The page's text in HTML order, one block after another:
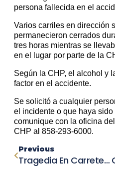
persona fallecida en el
Varios carriles en dirección
permanecieron cerrados
tres horas mientras se
en el lugar por parte de la
Según la CHP, el alcohol y
factor en el accidente.
Se solicitó a cualquier
el incidente o que haya
comunique con la oficina
CHP al 858-293-6000.
Previous
Tragedia En Carretera De Fresno: Un Fallecido Y Tres Heridos En Impactante Choque